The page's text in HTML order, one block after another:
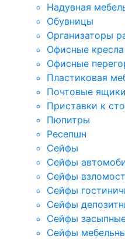
Надувная
Обувницы
Организаторы
Офисные кресла
Офисные
Пластиковая
Почтовые ящики
Приставки к
Пюпитры
Ресепшн
Сейфы
Сейфы
Сейфы
Сейфы
Сейфы
Сейфы
Сейфы